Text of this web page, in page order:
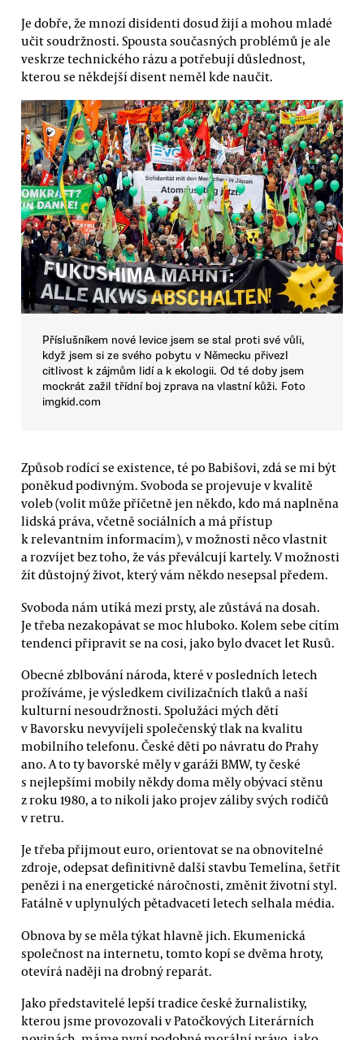
Je dobře, že mnozí disidenti dosud žijí a mohou mladé
učit soudržnosti. Spousta současných problémů je ale
veskrze technického rázu a potřebují důslednost,
kterou se někdejší disent neměl kde naučit.
Příslušníkem nové levice jsem se stal proti své vůli,
když jsem si ze svého pobytu v Německu přivezl
citlivost k zájmům lidí a k ekologii. Od té doby jsem
mockrát zažil třídní boj zprava na vlastní kůži. Foto
imgkid.com
Způsob rodící se existence, té po Babišovi, zdá se mi být
poněkud podivným. Svoboda se projevuje v kvalitě
voleb (volit může příčetně jen někdo, kdo má naplněna
lidská práva, včetně sociálních a má přístup
k relevantním informacím), v možnosti něco vlastnit
a rozvíjet bez toho, že vás převálcují kartely. V možnosti
žít důstojný život, který vám někdo nesepsal předem.
Svoboda nám utíká mezi prsty, ale zůstává na dosah.
Je třeba nezakopávat se moc hluboko. Kolem sebe cítím
tendenci připravit se na cosi, jako bylo dvacet let Rusů.
Obecné zblbování národa, které v posledních letech
prožíváme, je výsledkem civilizačních tlaků a naší
kulturní nesoudržnosti. Spolužáci mých dětí
v Bavorsku nevyvíjeli společenský tlak na kvalitu
mobilního telefonu. České děti po návratu do Prahy
ano. A to ty bavorské měly v garáži BMW, ty české
s nejlepšími mobily někdy doma měly obývací stěnu
z roku 1980, a to nikoli jako projev záliby svých rodičů
v retru.
Je třeba přijmout euro, orientovat se na obnovitelné
zdroje, odepsat definitivně další stavbu Temelína, šetřit
penězi i na energetické náročnosti, změnit životní styl.
Fatálně v uplynulých pětadvaceti letech selhala média.
Obnova by se měla týkat hlavně jich. Ekumenická
společnost na internetu, tomto kopí se dvěma hroty,
otevírá naději na drobný reparát.
Jako představitelé lepší tradice české žurnalistiky,
kterou jsme provozovali v Patočkových Literárních